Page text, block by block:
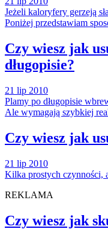
Jeżeli kaloryfery gerzeją
Poniżej przedstawiam
Czy wiesz jak
długopisie?
21 lip 2010
Plamy po długopisie
Ale wymagają szybkiej
Czy wiesz jak
21 lip 2010
Kilka prostych czynności,
REKLAMA
Czy wiesz jak